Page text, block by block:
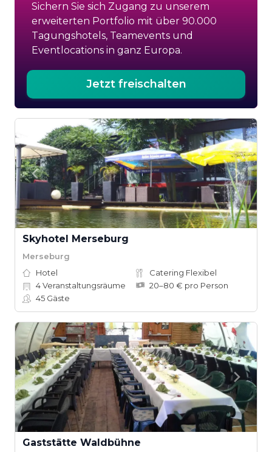
Sichern Sie sich Zugang zu unserem
erweiterten Portfolio mit über 90.000
Tagungshotels, Teamevents und
Eventlocations in ganz Europa.
Jetzt freischalten
Skyhotel Merseburg
Merseburg
Hotel
Catering Flexibel
4Veranstaltungsräume
20–80 € pro Person
45 Gäste
Gaststätte Waldbühne